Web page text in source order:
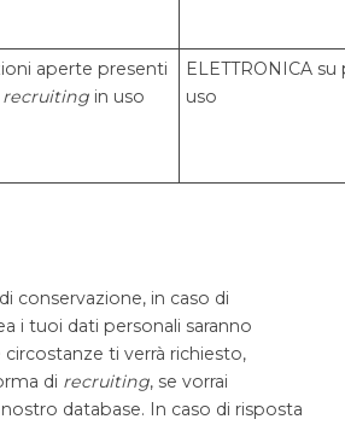
aperte presenti
recruiting in uso
ELETTRONICA
uso
conservazione, in caso di
i tuoi dati personali saranno
circostanze ti verrà richiesto,
di recruiting, se vorrai
database. In caso di risposta